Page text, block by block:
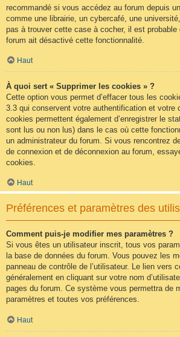
recommandé si vous accédez au forum depuis
comme une librairie, un cybercafé, une
pas à trouver cette case à cocher, il est probable
forum ait désactivé cette fonctionnalité.
Haut
À quoi sert « Supprimer les cookies » ?
Cette option vous permet d’effacer tous les
3.3 qui conservent votre authentification et votre
cookies permettent également d’enregistrer le
sont lus ou non lus) dans le cas où cette
un administrateur du forum. Si vous rencontrez
de connexion et de déconnexion au forum,
cookies.
Haut
Préférences et paramètres des
Comment puis-je modifier mes paramètres ?
Si vous êtes un utilisateur inscrit, tous vos
la base de données du forum. Vous pouvez les
panneau de contrôle de l’utilisateur. Le lien vers
généralement en cliquant sur votre nom
pages du forum. Ce système vous permettra de
paramètres et toutes vos préférences.
Haut